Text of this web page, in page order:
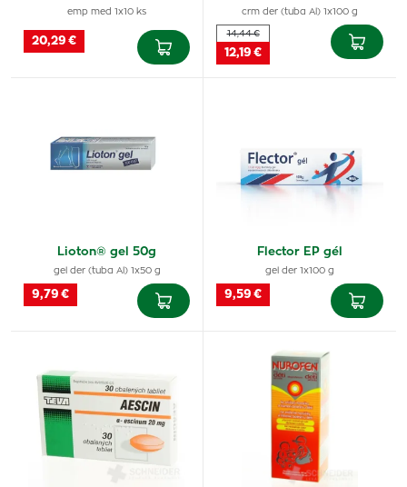
emp med 1x10 ks
20,29 €
crm der (tuba Al) 1x100 g
14,44 €
12,19 €
Lioton® gel 50g
gel der (tuba Al) 1x50 g
9,79 €
Flector EP gél
gel der 1x100 g
9,59 €